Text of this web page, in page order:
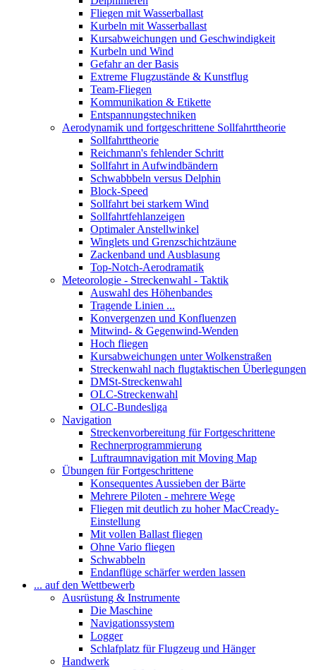
Fliegen mit Wasserballast
Kurbeln mit Wasserballast
Kursabweichungen und Geschwindigkeit
Kurbeln und Wind
Gefahr an der Basis
Extreme Flugzustände & Kunstflug
Team-Fliegen
Kommunikation & Etikette
Entspannungstechniken
Aerodynamik und fortgeschrittene Sollfahrttheorie
Sollfahrttheorie
Reichmann's fehlender Schritt
Sollfahrt in Aufwindbändern
Schwabbbeln versus Delphin
Block-Speed
Sollfahrt bei starkem Wind
Sollfahrtfehlanzeigen
Optimaler Anstellwinkel
Winglets und Grenzschichtzäune
Zackenband und Ausblasung
Top-Notch-Aerodramatik
Meteorologie - Streckenwahl - Taktik
Auswahl des Höhenbandes
Tragende Linien ...
Konvergenzen und Konfluenzen
Mitwind- & Gegenwind-Wenden
Hoch fliegen
Kursabweichungen unter Wolkenstraßen
Streckenwahl nach flugtaktischen Überlegungen
DMSt-Streckenwahl
OLC-Streckenwahl
OLC-Bundesliga
Navigation
Streckenvorbereitung für Fortgeschrittene
Rechnerprogrammierung
Luftraumnavigation mit Moving Map
Übungen für Fortgeschrittene
Konsequentes Aussieben der Bärte
Mehrere Piloten - mehrere Wege
Fliegen mit deutlich zu hoher MacCready-
Einstellung
Mit vollen Ballast fliegen
Ohne Vario fliegen
Schwabbeln
Endanflüge schärfer werden lassen
... auf den Wettbewerb
Ausrüstung & Instrumente
Die Maschine
Navigationssystem
Logger
Schlafplatz für Flugzeug und Hänger
Handwerk